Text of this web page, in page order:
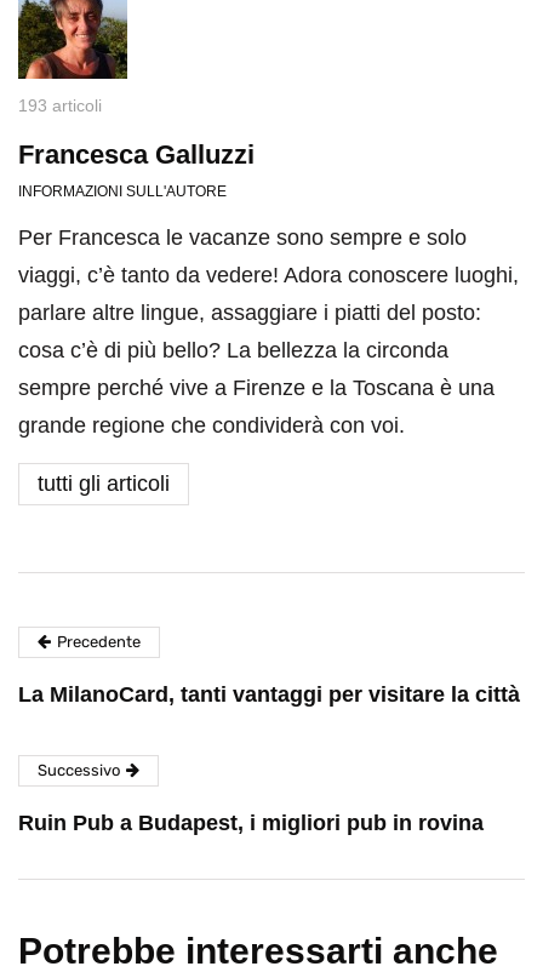
193 articoli
Francesca Galluzzi
INFORMAZIONI SULL'AUTORE
Per Francesca le vacanze sono sempre e solo
viaggi, c’è tanto da vedere! Adora conoscere luoghi,
parlare altre lingue, assaggiare i piatti del posto:
cosa c’è di più bello? La bellezza la circonda
sempre perché vive a Firenze e la Toscana è una
grande regione che condividerà con voi.
tutti gli articoli
Precedente
La MilanoCard, tanti vantaggi per visitare la città
Successivo
Ruin Pub a Budapest, i migliori pub in rovina
Potrebbe interessarti anche